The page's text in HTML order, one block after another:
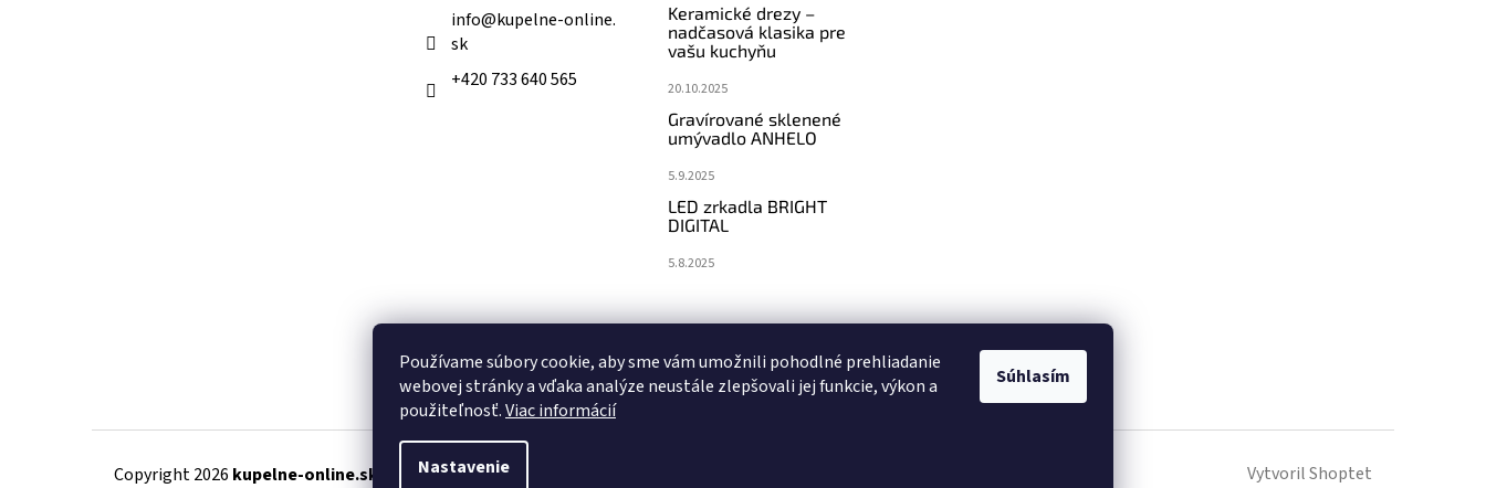
Používame súbory cookie, aby sme vám umožnili pohodlné prehliadanie
webovej stránky a vďaka analýze neustále zlepšovali jej funkcie, výkon a
použiteľnosť.Viac informácií
Nastavenie
Súhlasím
info@kupelne-online.
sk
+420 733 640 565
Keramické drezy –
nadčasová klasika pre
vašu kuchyňu
20.10.2025
Gravírované sklenené
umývadlo ANHELO
5.9.2025
LED zrkadla BRIGHT
DIGITAL
5.8.2025
Vytvoril Shoptet
Copyright 2026 kupelne-online.sk . Všetky práva vyhradené.